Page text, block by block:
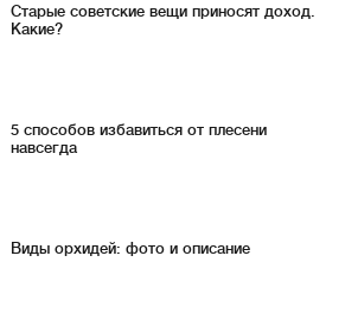
Старые советские вещи приносят доход.
Какие?
5 способов избавиться от плесени
навсегда
Виды орхидей: фото и описание